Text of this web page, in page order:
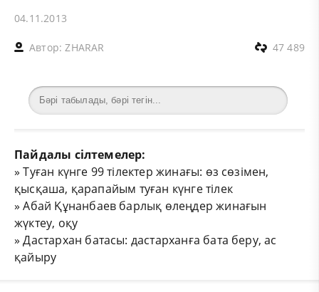
04.11.2013
Автор:ZHARAR 47 489
Пайдалы сілтемелер:
»Туған күнге 99 тілектер жинағы: өз сөзімен,
қысқаша, қарапайым туған күнге тілек
»Абай Құнанбаев барлық өлеңдер жинағын
жүктеу, оқу
»Дастархан батасы: дастарханға бата беру, ас
қайыру